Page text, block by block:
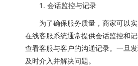
1. 会话监控与记录
为了确保服务质量，商家可以实
在线客服系统通常提供会话监控和
查看客服与客户的沟通记录。一旦
及时介入并解决问题。